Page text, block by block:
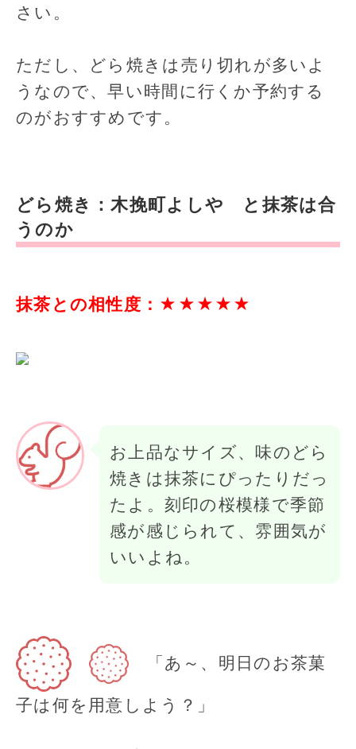
さい。
ただし、どら焼きは売り切れが多いよ
うなので、早い時間に行くか予約する
のがおすすめです。
どら焼き：木挽町よしや と抹茶は合
うのか
抹茶との相性度：★★★★★
お上品なサイズ、味のどら
焼きは抹茶にぴったりだっ
たよ。刻印の桜模様で季節
感が感じられて、雰囲気が
いいよね。
「あ～、明日のお茶菓
子は何を用意しよう？」